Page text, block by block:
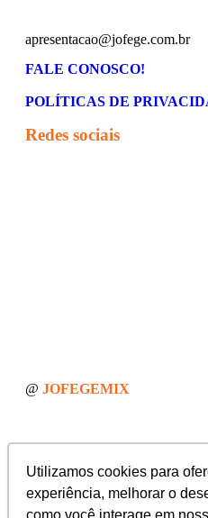
Utilizamos cookies para
experiência, melhorar o
apresentacao@jofege.com.br
FALE CONOSCO!
POLÍTICAS DE
Redes sociais
@ JOFEGEMIX
Blog
FDS
Seja um revendedor